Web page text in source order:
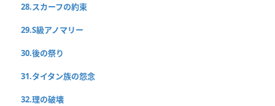
28.スカーフの約束
29.S級アノマリー
30.後の祭り
31.タイタン族の怨念
32.理の破壊